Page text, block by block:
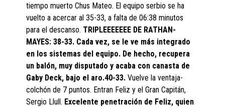
tiempo muerto Chus Mateo. El equipo serbio se ha
vuelto a acercar al 35-33, a falta de 06:38 minutos
para el descanso. TRIPLEEEEEEE DE RATHAN-
MAYES: 38-33. Cada vez, se le ve más integrado
en los sistemas del equipo. De hecho, recupera
un balón, muy disputado y acaba con canasta de
Gaby Deck, bajo el aro.40-33. Vuelve la ventaja-
colchón de 7 puntos. Entran Feliz y el Gran Capitán,
Sergio Llull. Excelente penetración de Feliz, quien